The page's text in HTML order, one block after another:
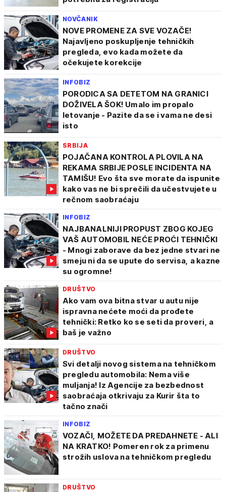
NOVČANIK
NOVE PROMENE ZA SVE VOZAČE!
Najavljeno poskupljenje tehničkih
pregleda, evo kada možete da
očekujete korekcije
INFOBIZ
PORODICA SA DETETOM NA GRANICI
DOŽIVELA ŠOK! Umalo im propalo
letovanje - Pazite da se i vama ne desi
isto
SRBIJA
POJAČANA KONTROLA PLOVILA NA
REKAMA SRBIJE POSLE INCIDENTA NA
TAMIŠU! Evo šta sve morate da ispunite
kako vas ne bi sprečili da učestvujete u
rečnom saobraćaju
INFOBIZ
NAJBANALNIJI PROPUST ZBOG KOJEG
VAŠ AUTOMOBIL NEĆE PROĆI TEHNIČKI
- Mnogi zaborave da bez jedne stvari ne
smeju ni da se upute do servisa, a kazne
su ogromne!
DRUŠTVO
Ako vam ova bitna stvar u autu nije
ispravna nećete moći da prođete
tehnički: Retko ko se seti da proveri, a
baš je važno
DRUŠTVO
Svi detalji novog sistema na tehničkom
pregledu automobila: Nema više
muljanja! Iz Agencije za bezbednost
saobraćaja otkrivaju za Kurir šta to
tačno znači
INFOBIZ
VOZAČI, MOŽETE DA PREDAHNETE - ALI
NA KRATKO! Pomeren rok za primenu
strožih uslova na tehničkom pregledu
DRUŠTVO